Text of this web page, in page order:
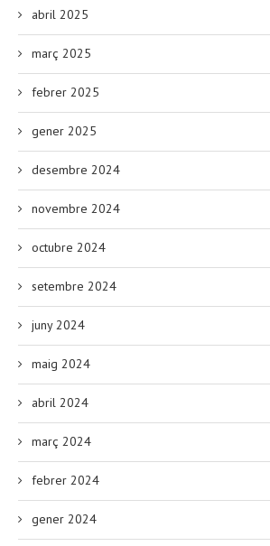
abril 2025
març 2025
febrer 2025
gener 2025
desembre 2024
novembre 2024
octubre 2024
setembre 2024
juny 2024
maig 2024
abril 2024
març 2024
febrer 2024
gener 2024